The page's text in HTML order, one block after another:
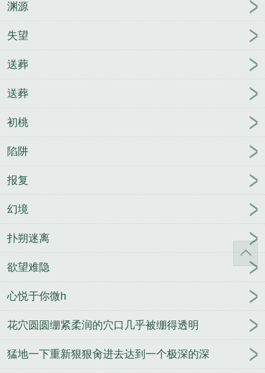
渊源
失望
送葬
送葬
初桃
陷阱
报复
幻境
扑朔迷离
欲望难隐
心悦于你微h
花穴圆圆绷紧柔润的穴口几乎被绷得透明
猛地一下重新狠狠肏进去达到一个极深的深